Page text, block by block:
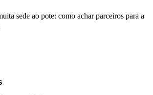
sede ao pote: como achar parceiros para a